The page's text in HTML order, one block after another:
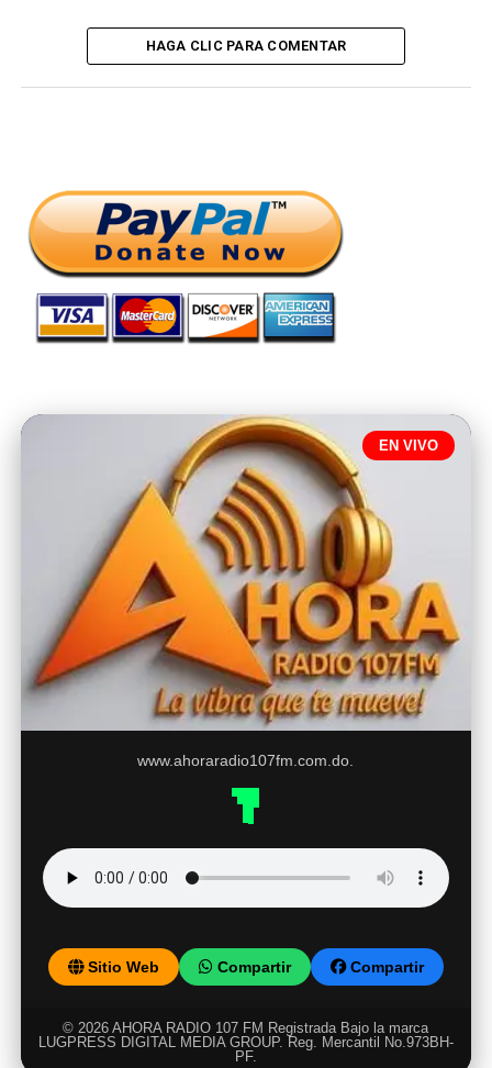
HAGA CLIC PARA COMENTAR
EN VIVO
www.ahoraradio107fm.com.do.
Sitio Web Compartir Compartir
© 2026 AHORA RADIO 107 FM Registrada Bajo la marca
LUGPRESS DIGITAL MEDIA GROUP. Reg. Mercantil No.973BH-
PF.